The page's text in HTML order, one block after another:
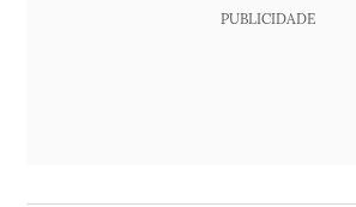
PUBLICIDADE